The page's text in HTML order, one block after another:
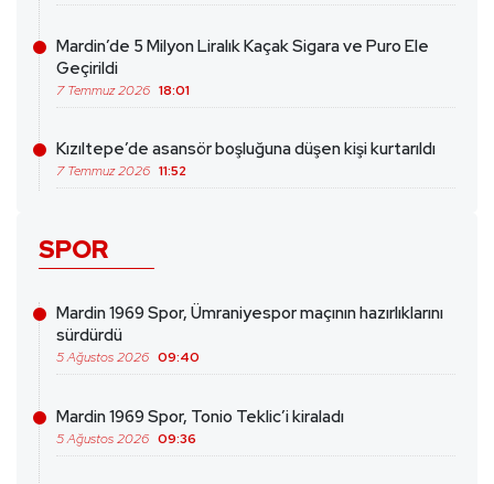
Mardin’de 5 Milyon Liralık Kaçak Sigara ve Puro Ele
Geçirildi
7 Temmuz 2026 18:01
Kızıltepe’de asansör boşluğuna düşen kişi kurtarıldı
7 Temmuz 2026 11:52
SPOR
Mardin 1969 Spor, Ümraniyespor maçının hazırlıklarını
sürdürdü
5 Ağustos 2026 09:40
Mardin 1969 Spor, Tonio Teklic’i kiraladı
5 Ağustos 2026 09:36